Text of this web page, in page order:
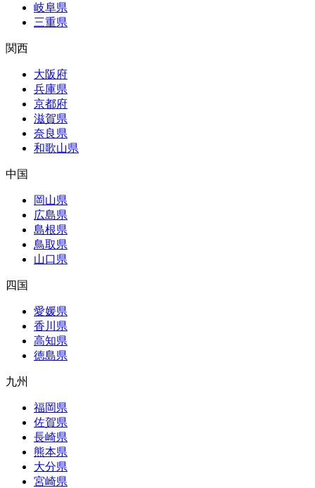
岐阜県
三重県
関西
大阪府
兵庫県
京都府
滋賀県
奈良県
和歌山県
中国
岡山県
広島県
島根県
鳥取県
山口県
四国
愛媛県
香川県
高知県
徳島県
九州
福岡県
佐賀県
長崎県
熊本県
大分県
宮崎県